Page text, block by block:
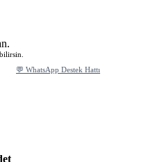
💬 WhatsApp Destek Hattı